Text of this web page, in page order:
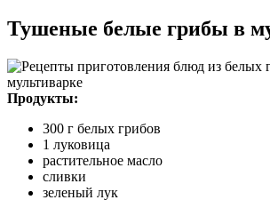
Тушеные белые грибы в
Продукты:
300 г белых грибов
1 луковица
растительное масло
сливки
зеленый лук